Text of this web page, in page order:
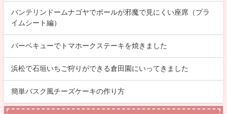
バンテリンドームナゴヤでポールが邪魔で見にくい座席（プラ
イムシート編）
バーベキューでトマホークステーキを焼きました
浜松で石垣いちご狩りができる倉田園にいってきました
簡単バスク風チーズケーキの作り方